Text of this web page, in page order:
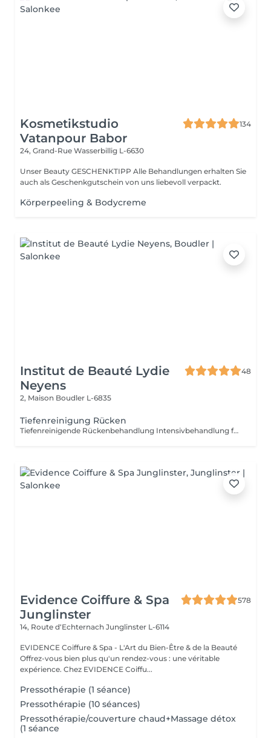
Kosmetikstudio
Vatanpour Babor
134
24, Grand-Rue Wasserbillig L-6630
Unser Beauty GESCHENKTIPP Alle Behandlungen erhalten Sie
auch als Geschenkgutschein von uns liebevoll verpackt.
Körperpeeling & Bodycreme
Institut de Beauté Lydie
Neyens
48
2, Maison Boudler L-6835
Tiefenreinigung Rücken
Tiefenreinigende Rückenbehandlung Intensivbehandlung für den Rücken für Sie und Ihn. Diese häufig vernachlässigte Körperpartie wird gepeelt, ausgereinigt und mit einer beruhigenden Rückenmaske abgeschlossen.
Evidence Coiffure & Spa
Junglinster
578
14, Route d‘Echternach Junglinster L-6114
EVIDENCE Coiffure & Spa - L'Art du Bien-Être & de la Beauté
Offrez-vous bien plus qu'un rendez-vous : une véritable
expérience. Chez EVIDENCE Coiffu...
Pressothérapie (1 séance)
Pressothérapie (10 séances)
Pressothérapie/couverture chaud+Massage détox
(1 séance